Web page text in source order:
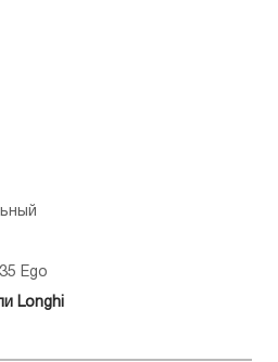
Ego
Longhi